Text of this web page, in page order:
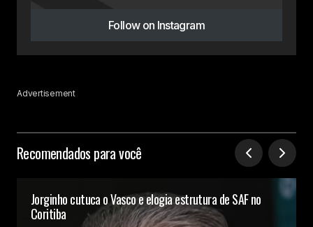
Follow on Instagram
Advertisement
Recomendados para você
Jorginho cutuca o Vasco e elogia estrutura de SAF no
Coritiba